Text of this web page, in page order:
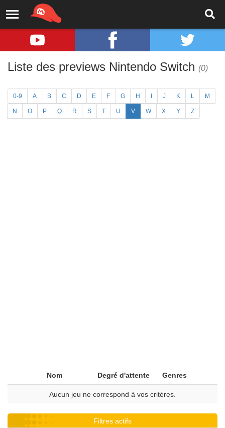
Liste des previews Nintendo Switch (0)
0-9 A B C D E F G H J K L M
N O P Q R S T U V W X Y Z
Nom Degré d'attente Genres
Aucun jeu ne correspond à vos critères.
Filtres actifs